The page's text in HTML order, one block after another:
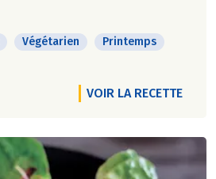
Végétarien Printemps
VOIR LA RECETTE